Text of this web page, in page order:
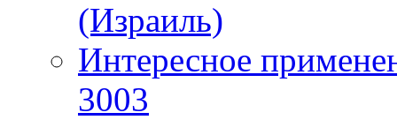
(Израиль)
Интересное
3003